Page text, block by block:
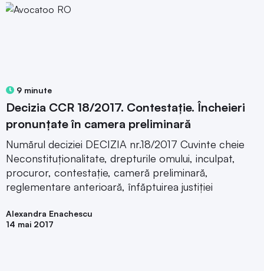
9 minute
Decizia CCR 18/2017. Contestație. Încheieri
pronunțate în camera preliminară
Numărul deciziei DECIZIA nr.18/2017 Cuvinte cheie
Neconstituționalitate, drepturile omului, inculpat,
procuror, contestație, cameră preliminară,
reglementare anterioară, înfăptuirea justiției
Alexandra Enachescu
14 mai 2017